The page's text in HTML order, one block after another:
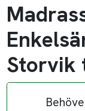
Storvik